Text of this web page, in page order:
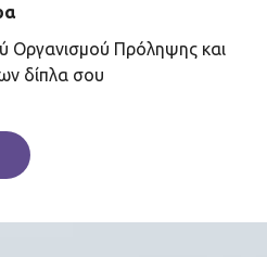
Οργανισμού Πρόληψης και
δίπλα σου